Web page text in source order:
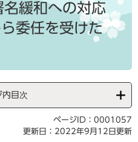
緩和への対応
委任を受けた
内目次
ページID：0001057
更新日：2022年9月12日更新